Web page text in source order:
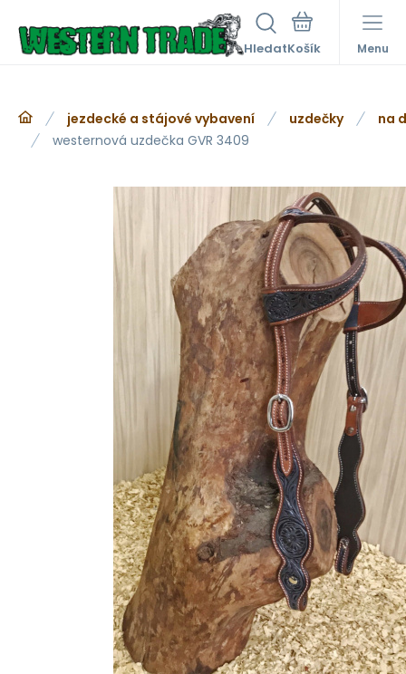
Hledat Menu
jezdecké a stájové vybavení uzdečky
na
westernová uzdečka GVR 3409